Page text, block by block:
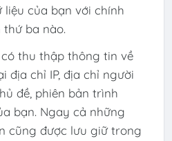
liệu của bạn với chính
ba nào.
có thu thập thông tin về
địa chỉ IP, địa chỉ người
đề, phiên bản trình
bạn. Ngay cả những
cũng được lưu giữ trong